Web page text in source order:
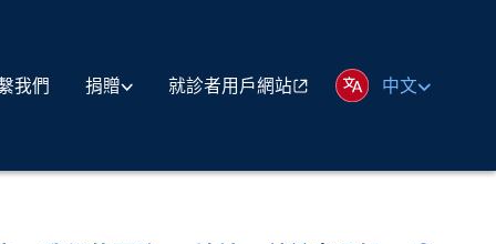
我們 捐贈 就診者用戶網站 中文